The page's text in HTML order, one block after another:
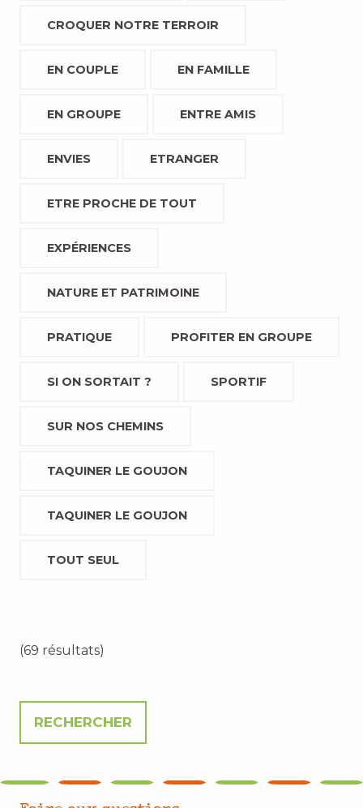
CROQUER NOTRE TERROIR
EN COUPLE EN FAMILLE
EN GROUPE ENTRE AMIS
ENVIES ETRANGER
ETRE PROCHE DE TOUT
EXPÉRIENCES
NATURE ET PATRIMOINE
PRATIQUE PROFITER EN GROUPE
SI ON SORTAIT ? SPORTIF
SUR NOS CHEMINS
TAQUINER LE GOUJON
TAQUINER LE GOUJON
TOUT SEUL
(69 résultats)